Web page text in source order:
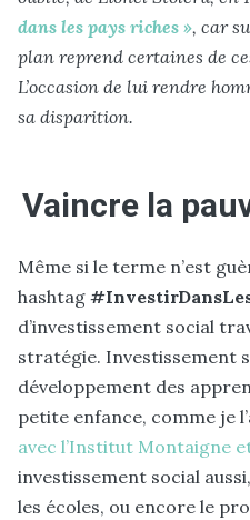
dans les pays riches », car
plan reprend certaines de
L’occasion de lui rendre
sa disparition.
Vaincre la
Même si le terme n’est
hashtag
d’investissement social
stratégie. Investissement
développement des
petite enfance, comme je
avec l’Institut Montaigne
investissement social
les écoles, ou encore le